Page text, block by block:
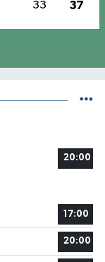
33 37
20:00
17:00
20:00